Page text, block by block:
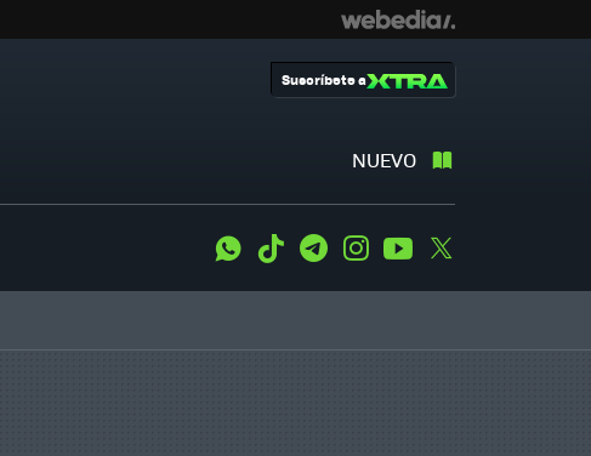
NUEVO
Suscríbete a
WhatsApp
Tiktok TelegramInstagramYoutube